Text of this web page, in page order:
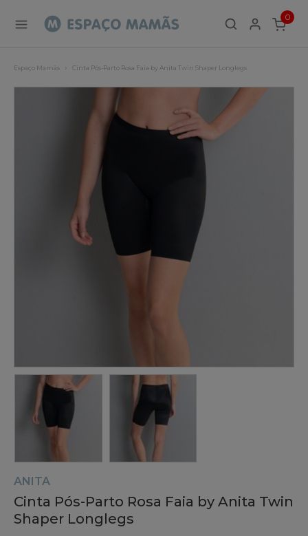
0
ITEMS
Espaço Mamãs Cinta Pós-Parto Rosa Faia by Anita Twin Shaper Longlegs
ANITA
Cinta Pós-Parto Rosa Faia by Anita Twin
Shaper Longlegs